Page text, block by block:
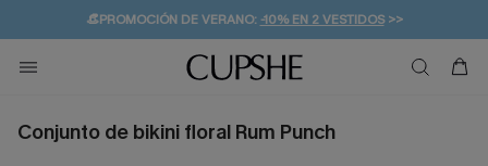
👒PROMOCIÓN DE VERANO:-10% EN 2 VESTIDOS>>
💌¡SUSCRIBIRSE & GANAR -10% EXTRA!
🚚ENVÍO GRATUITO A PARTIR DE 49 € >>
Conjunto de bikini floral Rum Punch